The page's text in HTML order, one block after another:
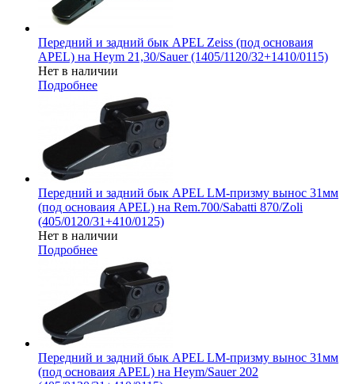
Передний и задний бык APEL Zeiss (под основаия
APEL) на Heym 21,30/Sauer (1405/1120/32+1410/0115)
Нет в наличии
Подробнее
Передний и задний бык APEL LM-призму вынос 31мм
(под основаия APEL) на Rem.700/Sabatti 870/Zoli
(405/0120/31+410/0125)
Нет в наличии
Подробнее
Передний и задний бык APEL LM-призму вынос 31мм
(под основаия APEL) на Heym/Sauer 202